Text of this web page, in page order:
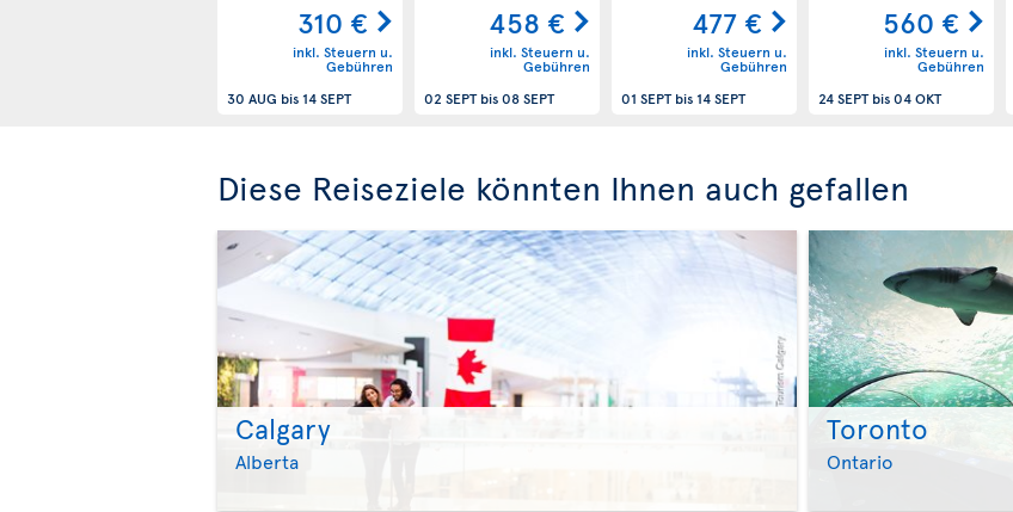
310 €
inkl. Steuern u.
Gebühren
30 AUG bis14 SEPT
458 €
inkl. Steuern u.
Gebühren
02 SEPTbis08 SEPT
477 €
inkl. Steuern u.
Gebühren
01 SEPTbis14 SEPT
560 €
inkl. Steuern u.
Gebühren
24 SEPTbis04 OKT
Diese Reiseziele könnten Ihnen auch gefallen
Calgary
Alberta >
Toronto
Ontario